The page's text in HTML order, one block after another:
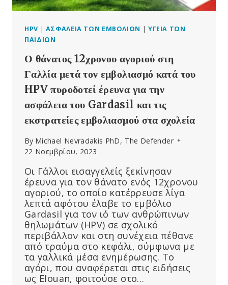
HPV | ΑΣΦΆΛΕΙΑ ΤΩΝ ΕΜΒΟΛΊΩΝ | ΥΓΕΊΑ ΤΩΝ
ΠΑΙΔΙΏΝ
Ο θάνατος 12χρονου αγοριού στη
Γαλλία μετά τον εμβολιασμό κατά του
HPV πυροδοτεί έρευνα για την
ασφάλεια του Gardasil και τις
εκστρατείες εμβολιασμού στα σχολεία
By Michael Nevradakis PhD, The Defender
22 Νοεμβρίου, 2023
Οι Γάλλοι εισαγγελείς ξεκίνησαν
έρευνα για τον θάνατο ενός 12χρονου
αγοριού, το οποίο κατέρρευσε λίγα
λεπτά αφότου έλαβε το εμβόλιο
Gardasil για τον ιό των ανθρώπινων
θηλωμάτων (HPV) σε σχολικό
περιβάλλον και στη συνέχεια πέθανε
από τραύμα στο κεφάλι, σύμφωνα με
τα γαλλικά μέσα ενημέρωσης. Το
αγόρι, που αναφέρεται στις ειδήσεις
ως Elouan, φοιτούσε στο…